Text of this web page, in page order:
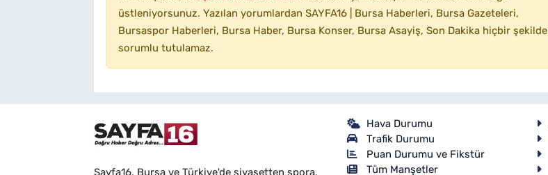
üstleniyorsunuz. Yazılan yorumlardan SAYFA16 | Bursa Haberleri, Bursa Gazeteleri,
Bursaspor Haberleri, Bursa Haber, Bursa Konser, Bursa Asayiş, Son Dakika hiçbir şekilde
sorumlu tutulamaz.
Sayfa16, Bursa ve Türkiye'de siyasetten spora,
Hava Durumu
Trafik Durumu
Puan Durumu ve Fikstür
Tüm Manşetler